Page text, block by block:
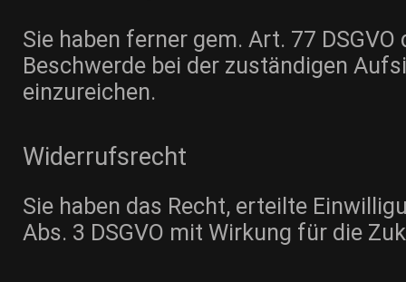
Sie haben ferner gem. Art. 77 DSGVO
Beschwerde bei der zuständigen
einzureichen.
Widerrufsrecht
Sie haben das Recht, erteilte
Abs. 3 DSGVO mit Wirkung für die